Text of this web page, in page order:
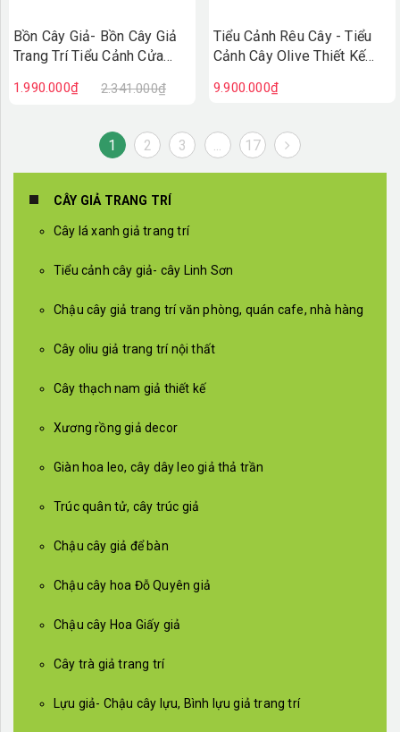
Bồn Cây Giả- Bồn Cây Giả
Trang Trí Tiểu Cảnh Cửa
BC242
1.990.000₫ 2.341.000₫
Tiểu Cảnh Rêu Cây - Tiểu
Cảnh Cây Olive Thiết Kế
Đại (145x115x215cm)-
9.900.000₫
1 2 3 ... 17
CÂY GIẢ TRANG TRÍ
Cây lá xanh giả trang trí
Tiểu cảnh cây giả- cây Linh Sơn
Chậu cây giả trang trí văn phòng, quán cafe, nhà hàng
Cây oliu giả trang trí nội thất
Cây thạch nam giả thiết kế
Xương rồng giả decor
Giàn hoa leo, cây dây leo giả thả trần
Trúc quân tử, cây trúc giả
Chậu cây giả để bàn
Chậu cây hoa Đỗ Quyên giả
Chậu cây Hoa Giấy giả
Cây trà giả trang trí
Lựu giả- Chậu cây lựu, Bình lựu giả trang trí